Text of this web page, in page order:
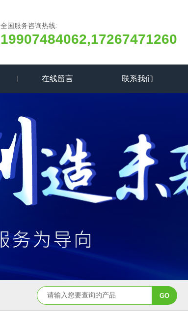
全国服务咨询热线:
19907484062,17267471260
在线留言 联系我们